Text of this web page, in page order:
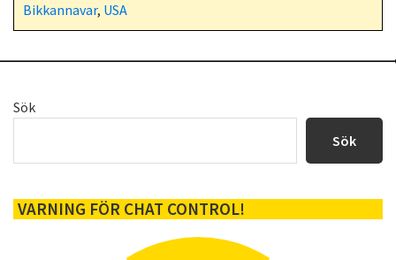
Bikkannavar, USA
Primärt
Sök
Sök
VARNING FÖR CHAT CONTROL!